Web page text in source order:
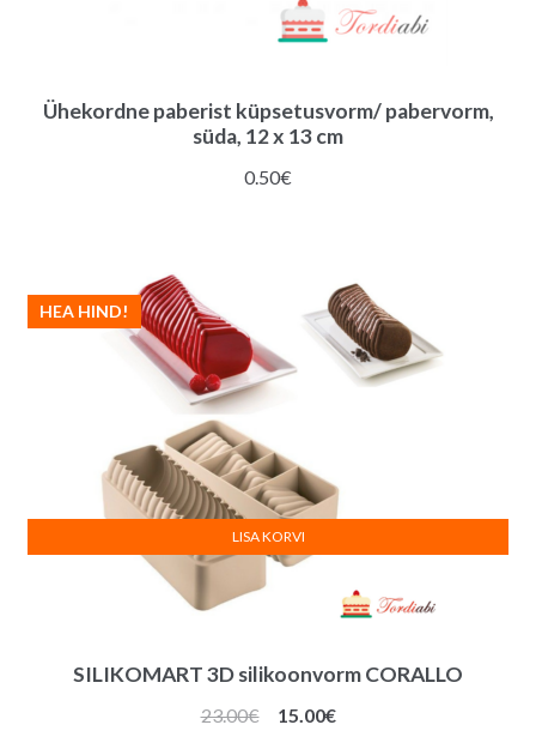
Ühekordne paberist küpsetusvorm/ pabervorm,
süda, 12 x 13 cm
0.50€
SILIKOMART 3D silikoonvorm CORALLO
HEA HIND!
23.00€
Algne
15.00€Praegune
LISA KORVI